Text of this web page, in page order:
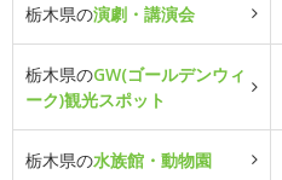
栃木県の演劇・講演会
栃木県のGW(ゴールデンウィ
ーク)観光スポット
栃木県の水族館・動物園